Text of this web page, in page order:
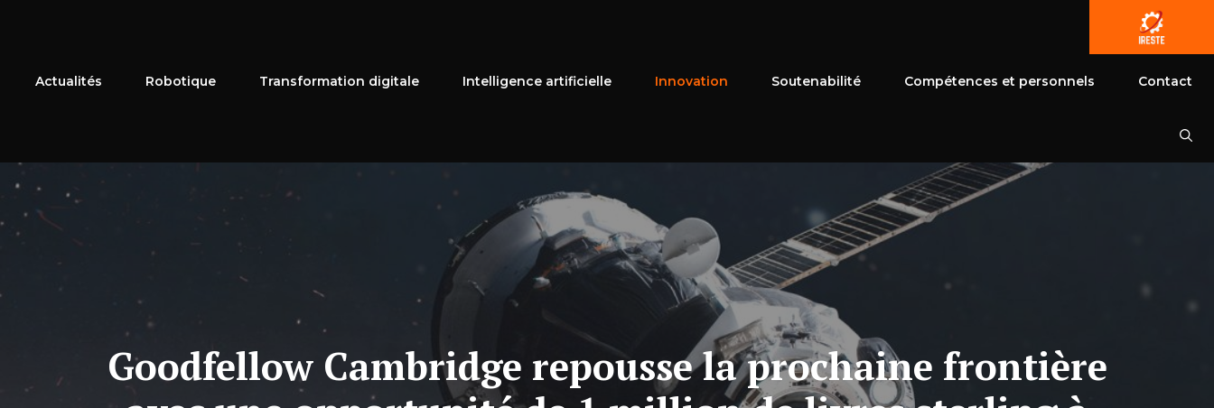
Actualités Robotique Transformation digitale Intelligence artificielle Innovation Soutenabilité Compétences et personnels Contact
Goodfellow Cambridge repousse la prochaine frontière